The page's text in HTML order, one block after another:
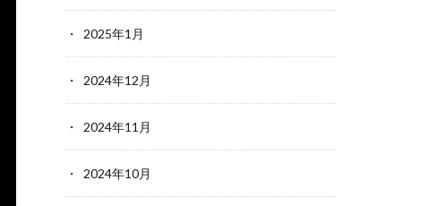
2025年1月
2024年12月
2024年11月
2024年10月